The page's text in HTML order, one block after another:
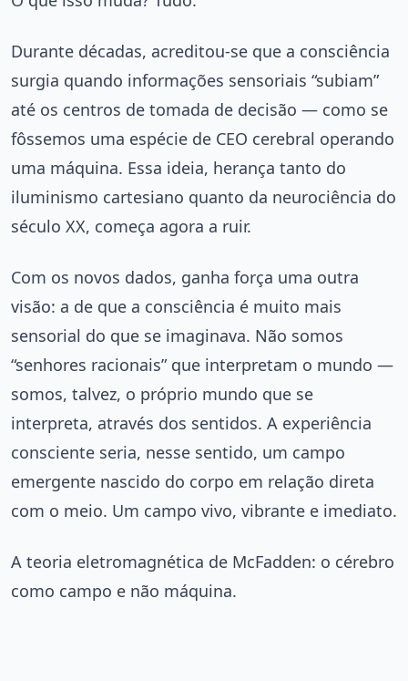
Durante décadas, acreditou-se que a consciência
surgia quando informações sensoriais “subiam”
até os centros de tomada de decisão — como se
fôssemos uma espécie de CEO cerebral operando
uma máquina. Essa ideia, herança tanto do
iluminismo cartesiano quanto da neurociência do
século XX, começa agora a ruir.
Com os novos dados, ganha força uma outra
visão: a de que a consciência é muito mais
sensorial do que se imaginava. Não somos
“senhores racionais” que interpretam o mundo —
somos, talvez, o próprio mundo que se
interpreta, através dos sentidos. A experiência
consciente seria, nesse sentido, um campo
emergente nascido do corpo em relação direta
com o meio. Um campo vivo, vibrante e imediato.
A teoria eletromagnética de McFadden: o cérebro
como campo e não máquina.